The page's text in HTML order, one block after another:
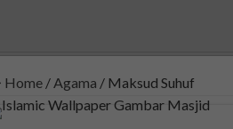
Home / Agama / Maksud Suhuf